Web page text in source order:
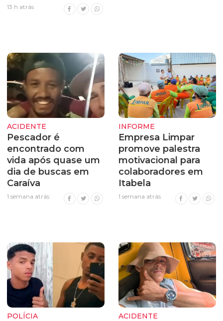
13 h atrás
ACIDENTE
Pescador é
encontrado com
vida após quase um
dia de buscas em
Caraíva
1 semana atrás
INFORME
Empresa Limpar
promove palestra
motivacional para
colaboradores em
Itabela
1 semana atrás
POLÍCIA ACIDENTE